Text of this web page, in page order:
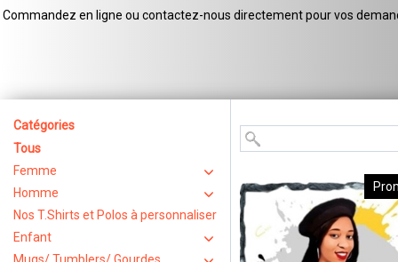
Commandez en ligne ou contactez-nous directement pour vos
Catégories
Tous
Femme
Homme
Nos T.Shirts et Polos à personnaliser
Enfant